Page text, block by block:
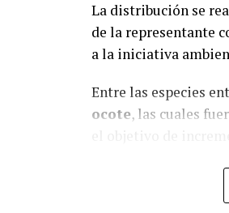
La rehabilitación
superficie de 2 mil
camino a Sabana
En representación
de movilidad y
La distribución se
de la representante
a la iniciativa
Entre las especies
ocote, las cuales
La entrega se llevó